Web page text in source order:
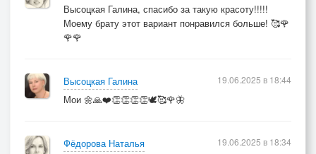
Тебя отпущу
Хрустальные слёзы - мой звездопад
Твои слова
Это зимний закат
Высоцкая Галина, спасибо за такую красоту!!!!!
Моему брату этот вариант понравился больше! 🥰🌹
🌹🌹
Высоцкая Галина
Мои 🌼🙏❤️👏👏👏👏🕊️🥰🌹🦋
19.06.2025 в 18:44
Фёдорова Наталья
19.06.2025 в 18:34